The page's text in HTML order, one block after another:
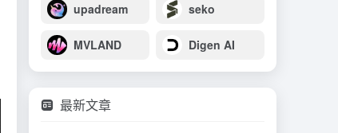
upadream seko
MVLAND Digen AI
最新文章